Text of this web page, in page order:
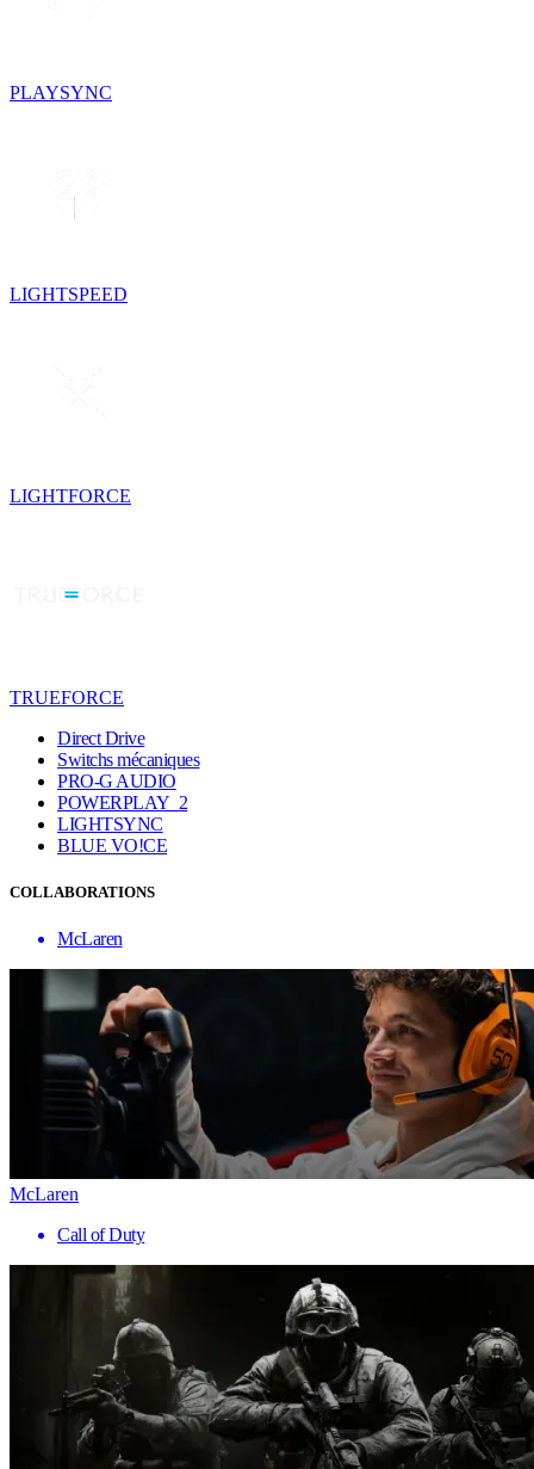
PLAYSYNC
LIGHTSPEED
LIGHTFORCE
TRUEFORCE
Direct Drive
Switchs mécaniques
PRO-G AUDIO
POWERPLAY 2
LIGHTSYNC
BLUE VO!CE
COLLABORATIONS
McLaren
McLaren
Call of Duty